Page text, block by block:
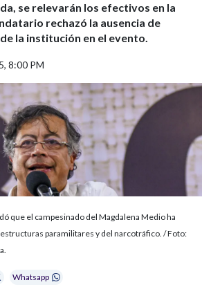
se relevarán los efectivos en la
rechazó la ausencia de
la institución en el evento.
8:00 PM
que el campesinado del Magdalena Medio ha
paramilitares y del narcotráfico. / Foto:
Whatsapp